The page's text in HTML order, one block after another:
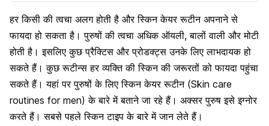
हर किसी की त्वचा अलग होती है और स्किन केयर रूटीन अपनाने से
फायदा हो सकता है। पुरुषों की त्वचा अधिक ऑयली, बालों वाली और मोटी
होती है। इसलिए कुछ प्रैक्टिस और प्रोडक्ट्स उनके लिए लाभदायक हो
सकते हैं। कुछ रूटीन्स हर व्यक्ति की स्किन की जरूरतों को फायदा पहुंचा
सकते हैं। यहां पर पुरुषों के लिए स्किन केयर रूटीन (Skin care
routines for men) के बारे में बताने जा रहे हैं। अक्सर पुरुष इसे इग्नोर
करते हैं। सबसे पहले स्किन टाइप के बारे में जान लेते हैं।